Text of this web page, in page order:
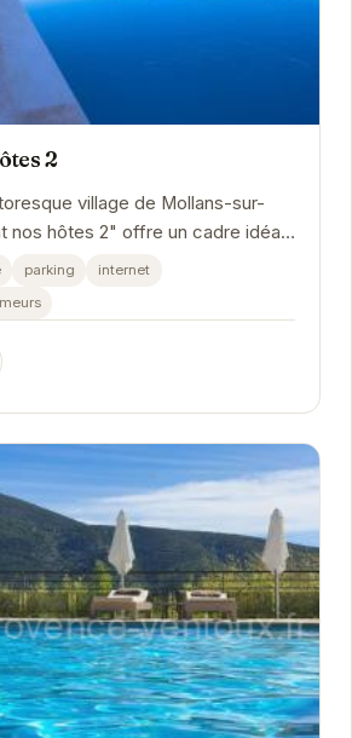
2
village de Mollans-sur-
nos hôtes 2" offre un cadre idéal
relaxantes. Avec sa piscine...
parking
internet